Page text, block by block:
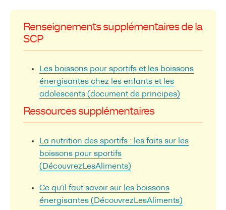
Renseignements supplémentaires de la
SCP
Les boissons pour sportifs et les boissons
énergisantes chez les enfants et les
adolescents (document de principes)
Ressources supplémentaires
La nutrition des sportifs : les faits sur les
boissons pour sportifs
(DécouvrezLesAliments)
Ce qu’il faut savoir sur les boissons
énergisantes (DécouvrezLesAliments)